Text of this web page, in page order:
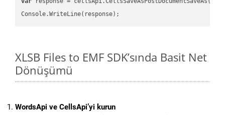
XLSB Files to EMF SDK’sında Basit Net
Dönüşümü
WordsApi ve CellsApi’yi kurun